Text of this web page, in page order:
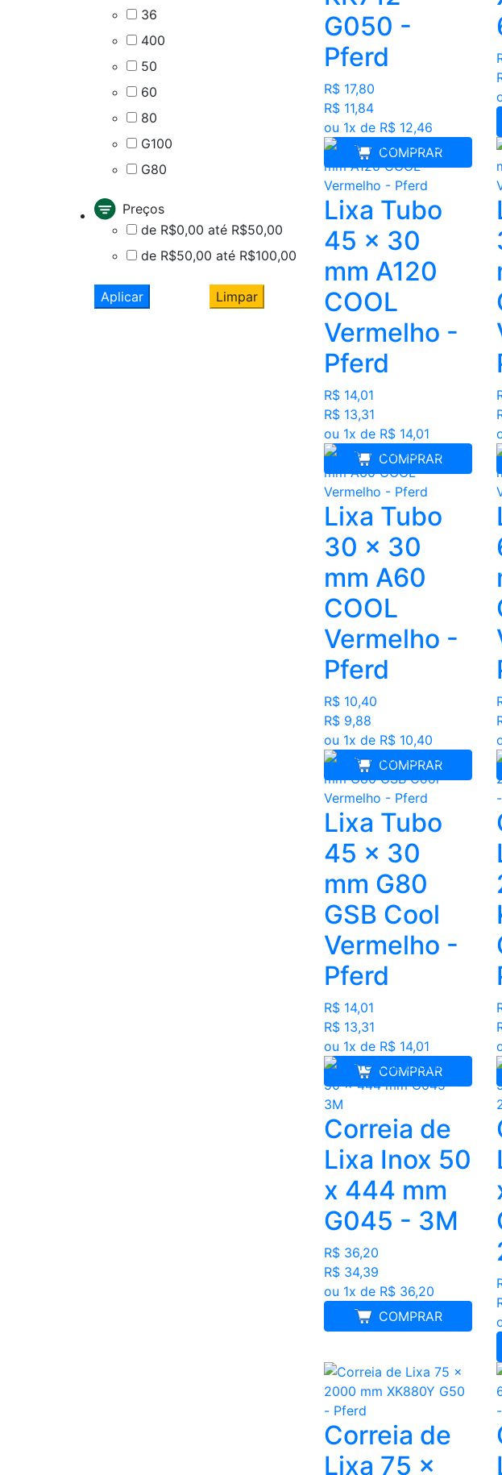
36
400
50
60
80
G100
G80
Preços
de R$0,00 até R$50,00
de R$50,00 até R$100,00
Aplicar Limpar
G050 -
Pferd
R$ 17,80
R$ 11,84
ou 1x de R$ 12,46
COMPRAR
Lixa Tubo
45 x 30
mm A120
COOL
Vermelho -
Pferd
R$ 14,01
R$ 13,31
ou 1x de R$ 14,01
COMPRAR
Lixa Tubo
30 x 30
mm A60
COOL
Vermelho -
Pferd
R$ 10,40
R$ 9,88
ou 1x de R$ 10,40
COMPRAR
Lixa Tubo
45 x 30
mm G80
GSB Cool
Vermelho -
Pferd
R$ 14,01
R$ 13,31
ou 1x de R$ 14,01
COMPRAR
Correia de
Lixa Inox 50
x 444 mm
G045 - 3M
R$ 36,20
R$ 34,39
ou 1x de R$ 36,20
COMPRAR
Correia de
Lixa 75 x